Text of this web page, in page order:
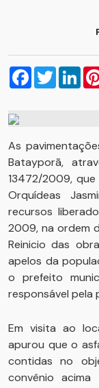
Facebook
Twitter
As
Batayporã,
13472/2009, que
Orquídeas
recursos
2009, na ordem
Reinicio das
apelos da
o prefeito
responsável pela
Em visita ao
apurou que o
contidas no
convênio